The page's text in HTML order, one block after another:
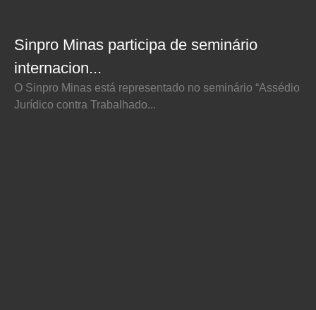
Sinpro Minas participa de seminário
internacion...
O Sinpro Minas está representado no seminário “Assédio
Jurídico contra Trabalhado...